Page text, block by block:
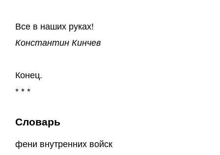
Все в наших руках!
Константин Кинчев
Конец.
* * *
Словарь
фени внутренних войск